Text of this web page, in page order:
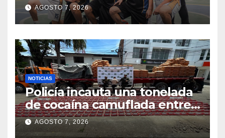
AGOSTO 7, 2026
NOTICIAS
Policía incauta una tonelada
de cocaína camuflada entre
carga de cemento en el
Cauca
AGOSTO 7, 2026